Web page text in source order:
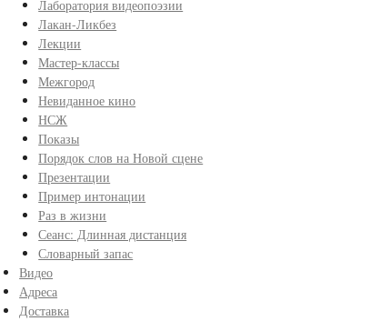
Лаборатория видеопоэзии
Лакан-Ликбез
Лекции
Мастер-классы
Межгород
Невиданное кино
НСЖ
Показы
Порядок слов на Новой сцене
Презентации
Пример интонации
Раз в жизни
Сеанс: Длинная дистанция
Словарный запас
Видео
Адреса
Доставка